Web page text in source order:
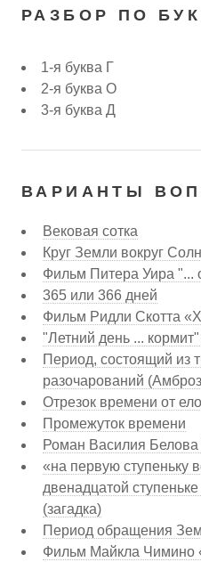
РАЗБОР ПО
1-я буква Г
2-я буква О
3-я буква Д
ВАРИАНТЫ
Вековая сотка
Круг Земли вокруг
Фильм Питера Уира "...
365 или 366 дней
Фильм Ридли Скотта
"Летний день ...
Период, состоящий из
разочарований
Отрезок времени от
Промежуток времени
Роман Василия Белова
«на первую ступеньку
двенадцатой
(загадка)
Период обращения
Фильм Майкла Чимино